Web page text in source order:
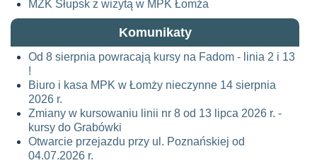
MZK Słupsk z wizytą w MPK Łomża
Komunikaty
Od 8 sierpnia powracają kursy na Fadom - linia 2 i 13
!
Biuro i kasa MPK w Łomży nieczynne 14 sierpnia
2026 r.
Zmiany w kursowaniu linii nr 8 od 13 lipca 2026 r. -
kursy do Grabówki
Otwarcie przejazdu przy ul. Poznańskiej od
04.07.2026 r.